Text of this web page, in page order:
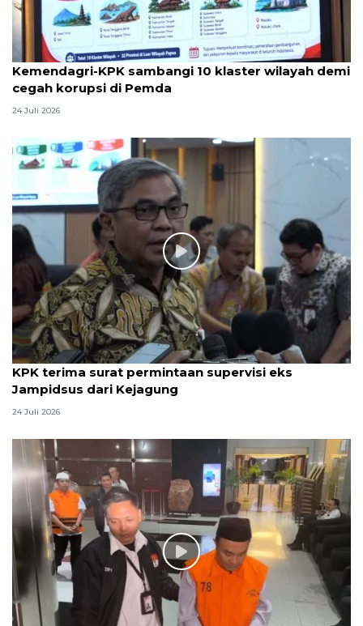
Kemendagri-KPK sambangi 10 klaster wilayah demi
cegah korupsi di Pemda
24 Juli 2026
KPK terima surat permintaan supervisi eks
Jampidsus dari Kejagung
24 Juli 2026